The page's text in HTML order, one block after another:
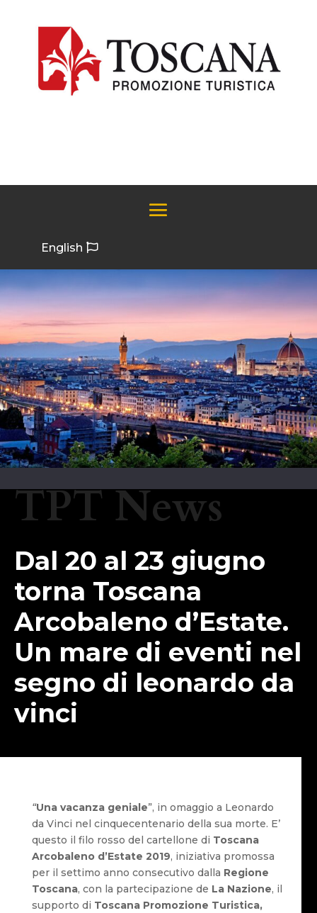
English
TPT News
Dal 20 al 23 giugno
torna Toscana
Arcobaleno d’Estate.
Un mare di eventi nel
segno di leonardo da
vinci
“Una vacanza geniale”, in omaggio a Leonardo
da Vinci nel cinquecentenario della sua morte. E’
questo il filo rosso del cartellone di Toscana
Arcobaleno d’Estate 2019, iniziativa promossa
per il settimo anno consecutivo dalla Regione
Toscana, con la partecipazione de La Nazione, il
supporto di Toscana Promozione Turistica,